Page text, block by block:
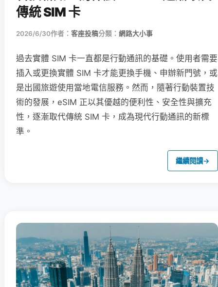
傳統 SIM 卡
2026/6/30作者： 客座投稿分類： 網路大小事
過去實體 SIM 卡一直都是行動通訊的基礎。使用者需要
插入或更換實體 SIM 卡才能更換手機、申辦新門號，或
是出國旅遊使用當地電信服務。然而，隨著行動裝置技
術的發展，eSIM 正以其優越的便利性、安全性與擴充
性，逐漸取代傳統 SIM 卡，成為現代行動通訊的新標
準。
繼續閱讀→